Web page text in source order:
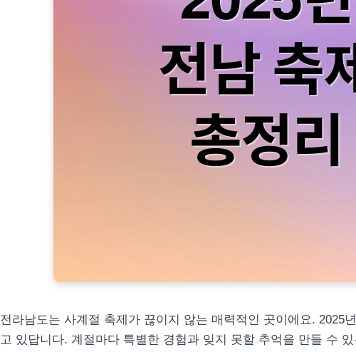
전라남도는 사계절 축제가 끊이지 않는 매력적인 곳이에요. 2025
고 있답니다. 계절마다 특별한 경험과 잊지 못할 추억을 만들 수